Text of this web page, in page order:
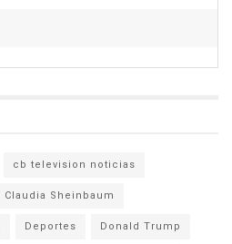
cb television noticias
Claudia Sheinbaum
Deportes Donald Trump